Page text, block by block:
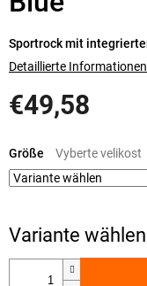
€49,58
Größe
Sportrock mit
Detaillierte Informationen